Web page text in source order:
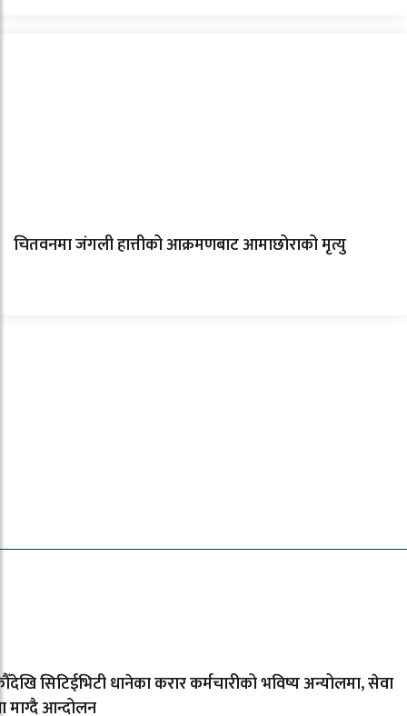
चितवनमा जंगली हात्तीको आक्रमणबाट आमाछोराको मृत्यु
सिटिईभिटी धानेका करार कर्मचारीको भविष्य अन्योलमा, सेवा
माग्दै आन्दोलन